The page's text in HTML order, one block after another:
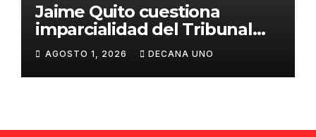
Jaime Quito cuestiona
imparcialidad del Tribunal
Constitucional tras liberación
de Ollanta Humala
AGOSTO 1, 2026 DECANA UNO